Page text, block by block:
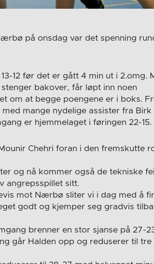
på onsdag var det spenning
12 før det er gått 4 min ut i 2.omg.
bakover, får løpt inn noen
om at begge poengene er i boks.
mange nydelige assister fra Birk
er hjemmelaget i føringen 22-15.
Chehri foran i den fremskutte
og nå kommer også de tekniske
angrepsspillet sitt.
mot Nærbø sliter vi i dag med å
godt og kjemper seg gradvis
brenner en stor sjanse på 27-
går Halden opp og reduserer til tre